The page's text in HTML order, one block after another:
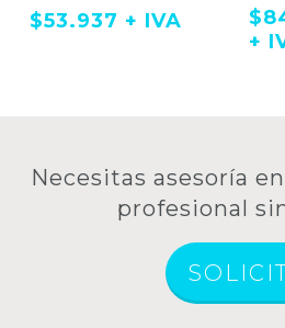
$53.937 + IVA
Las
$
+
Necesitas asesoría
profesional